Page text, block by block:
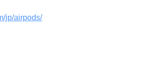
jp/airpods/